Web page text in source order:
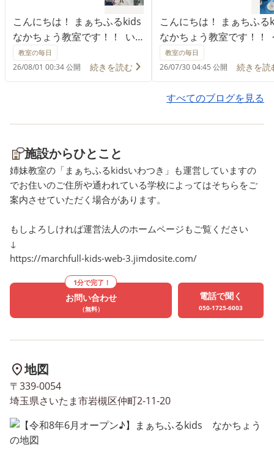
こんにちは！ まぁちふるkids
なかちょう教室です！！ い
わつき教室のお友達と先生達
がなかちょう教室に来てくれ
ました🤗 なかちょう教室の
😀 (初めまして〜) (一緒に遊
ぼうよ) (先生、の名前は･･･〇
〇です) 朝から元気いっぱい
に会話をしてました(●´ω｀●)
課題は[運動サーキット🏃‍♀️] ・
手押し車レース ・ボール運び
をやりました✌ チーム混合戦
でしたので (運動会みたい〜)
(同じチームだねよろしくね)
(〇〇ちゃん頑張れ〜) (やった
ぁ〜1番だ〜) 楽しく出来まし
た🐼 みんなでお昼食べたり
遊んだ後は イベントの[ビリ
に破くとイラストが出てきて
そのイラストを持って同じの
を貼ります🐻 (見つけた〜)
(あれ？イラストどれだ？) (〇
〇くん早い〜) (〇〇ちゃん早
い〜) 終わった後はビリビリ
教室の毎日
26/08/01 00:34 公開 続きを読む
こんにちは！ まぁちふる
なかちょう教室です！！
日のイベントは✌ [泡遊び
しました🤗.。o○ 室内で
器に息を吹きかけると泡
っぱい出てくる体験と外
内の時に (すごいよアワ
🧸) (〇〇ちゃんの泡綺麗
🐹) と楽しんだ後は外で
よ〜🐰) (上手く吹けた〜
(●´ω｀●) 各曜日空きが
いますので、 児童発達支
放課後等デイサービスと
お気軽にご連絡ください
ふるkidsなかちょうoﾟo｡
10:00-16:00 長期休暇
16:00 ★放課後等デイサ
ス★ 平日 学校終了
教室の毎日
26/07/30 04:45 公開 続きを読
すべてのブログを見る
施設からひとこと
姉妹教室の「まぁちふるkidsいわつき」も運営していますの
でお住いのご住所や通われている学校によってはそちらをご
案内させていただく場合があります。
もしよろしければ運営法人のホームページもご覧ください
↓
https://marchfull-kids-web-3.jimdosite.com/
1分で完了！
お問い合わせ
（無料）
電話で聞く
050-1725-6003
地図
〒339-0054
埼玉県さいたま市岩槻区仲町2-11-20